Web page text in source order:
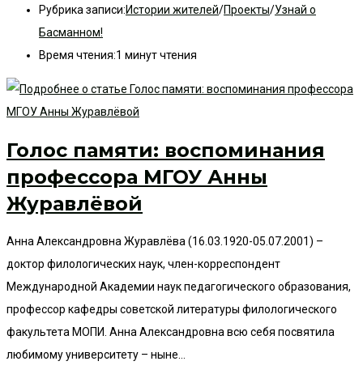
Рубрика записи:Истории жителей/Проекты/Узнай о
Басманном!
Время чтения:1 минут чтения
Голос памяти: воспоминания
профессора МГОУ Анны
Журавлёвой
Анна Александровна Журавлёва (16.03.1920-05.07.2001) –
доктор филологических наук, член-корреспондент
Международной Академии наук педагогического образования,
профессор кафедры советской литературы филологического
факультета МОПИ. Анна Александровна всю себя посвятила
любимому университету – ныне…